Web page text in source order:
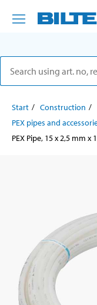
Start Construction
PEX pipes and
PEX Pipe, 15 x 2,5 mm x